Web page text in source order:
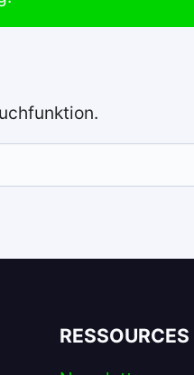
RESSOURCES